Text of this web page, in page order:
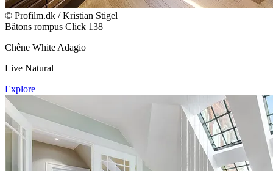
© Profilm.dk / Kristian Stigel
Bâtons rompus Click 138
Chêne White Adagio
Live Natural
Explore